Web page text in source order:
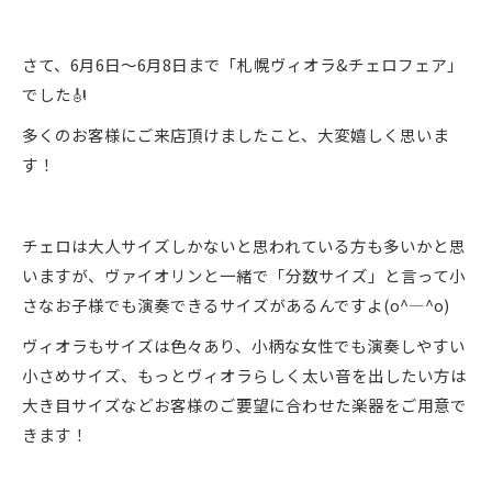
さて、6月6日～6月8日まで「札幌ヴィオラ&チェロフェア」
でした🎻
多くのお客様にご来店頂けましたこと、大変嬉しく思いま
す！
チェロは大人サイズしかないと思われている方も多いかと思
いますが、ヴァイオリンと一緒で「分数サイズ」と言って小
さなお子様でも演奏できるサイズがあるんですよ(o^―^o)
ヴィオラもサイズは色々あり、小柄な女性でも演奏しやすい
小さめサイズ、もっとヴィオラらしく太い音を出したい方は
大き目サイズなどお客様のご要望に合わせた楽器をご用意で
きます！